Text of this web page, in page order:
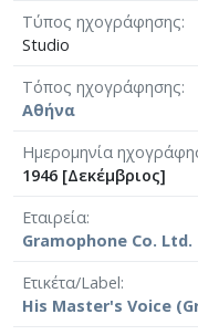
Τύπος ηχογράφησης
Studio
Τόπος ηχογράφησης
Αθήνα
Ημερομηνία
1946 [Δεκέμβριος]
Εταιρεία
Gramophone Co. Ltd.
Ετικέτα/Label
His Master's Voice